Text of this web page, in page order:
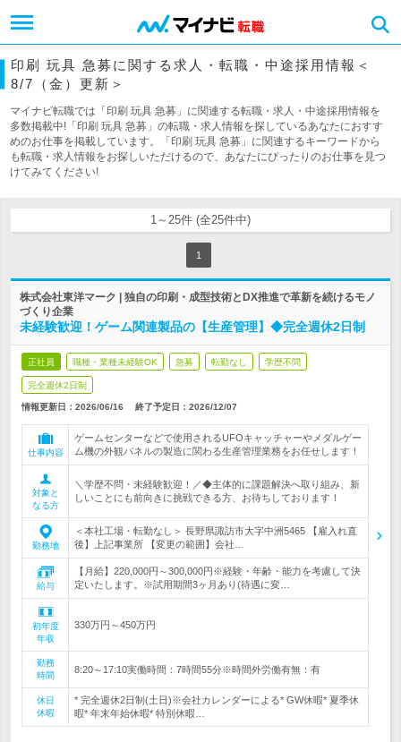
印刷 玩具 急募に関する求人・転職・中途採用情報＜
8/7（金）更新＞
マイナビ転職では「印刷 玩具 急募」に関連する転職・求人・中途採用情報を
多数掲載中!「印刷 玩具 急募」の転職・求人情報を探しているあなたにおすす
めのお仕事を掲載しています。「印刷 玩具 急募」に関連するキーワードから
も転職・求人情報をお探しいただけるので、あなたにぴったりのお仕事を見つ
けてみてください!
1～25件 (全25件中)
1
株式会社東洋マーク | 独自の印刷・成型技術とDX推進で革新を続けるモノ
づくり企業
未経験歓迎！ゲーム関連製品の【生産管理】◆完全週休2日制
正社員 職種・業種未経験OK 急募 転勤なし 学歴不問
完全週休2日制
情報更新日：2026/06/16 終了予定日： 2026/12/07
仕事内容
ゲームセンターなどで使用されるUFOキャッチャーやメダルゲー
ム機の外観パネルの製造に関わる生産管理業務をお任せします！
対象と
なる方
＼学歴不問・未経験歓迎！／◆主体的に課題解決へ取り組み、新
しいことにも前向きに挑戦できる方、お待ちしております！
勤務地
＜本社工場・転勤なし＞ 長野県諏訪市大字中洲5465 【雇入れ直
後】上記事業所 【変更の範囲】会社…
給与
【月給】220,000円～300,000円※経験・年齢・能力を考慮して決
定いたします。※試用期間3ヶ月あり(待遇に変…
初年度
年収
330万円～450万円
勤務
時間
8:20～17:10実働時間：7時間55分※時間外労働有無：有
休日
休暇
* 完全週休2日制(土日)※会社カレンダーによる* GW休暇* 夏季休
暇* 年末年始休暇* 特別休暇…